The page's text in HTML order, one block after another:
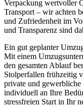
Verpackung wertvoller
Transport – wir achten
und Zufriedenheit im
und Transparenz sind
Ein gut geplanter
Mit einem
den gesamten Ablauf
Stolperfallen frühzeitig
private und gewerbliche
individuell an Ihre
stressfreien Start in Ihr